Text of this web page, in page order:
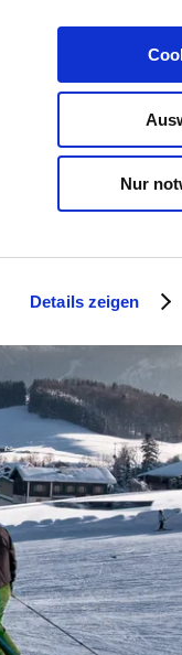
Details zeigen
Nur
Hund
reisen
Service
Kurbeitrag &
Chiemgau
Wetter
Webcams
Prospekte
Barrierefrei
reisen
Team